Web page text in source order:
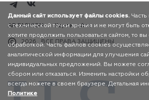
2026 ВСЕ ПРАВА ЗАЩИЩЕНЫ
AR FASHION Карта сайта
Данный сайт использует файлы cookies.
с технической точки зрения и не могут быть
хотите продолжить пользоваться сайтом, то
обработкой. Часть файлов cookies
аналитической информации для улучшения
индивидуальных предложений. Вы можете
сбором или отказаться. Изменить настройки
всегда можете в своем браузере. Детальная
Политике